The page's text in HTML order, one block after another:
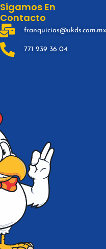
Sigamos En
Contacto
771 239 36 04